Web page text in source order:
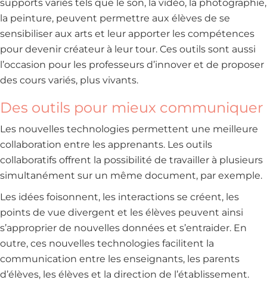
supports variés tels que le son, la vidéo, la photographie,
la peinture, peuvent permettre aux élèves de se
sensibiliser aux arts et leur apporter les compétences
pour devenir créateur à leur tour. Ces outils sont aussi
l’occasion pour les professeurs d’innover et de proposer
des cours variés, plus vivants.
Des outils pour mieux communiquer
Les nouvelles technologies permettent une meilleure
collaboration entre les apprenants. Les outils
collaboratifs offrent la possibilité de travailler à plusieurs
simultanément sur un même document, par exemple.
Les idées foisonnent, les interactions se créent, les
points de vue divergent et les élèves peuvent ainsi
s’approprier de nouvelles données et s’entraider. En
outre, ces nouvelles technologies facilitent la
communication entre les enseignants, les parents
d’élèves, les élèves et la direction de l’établissement.